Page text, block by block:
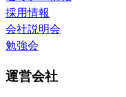
採用情報
会社説明会
勉強会
運営会社